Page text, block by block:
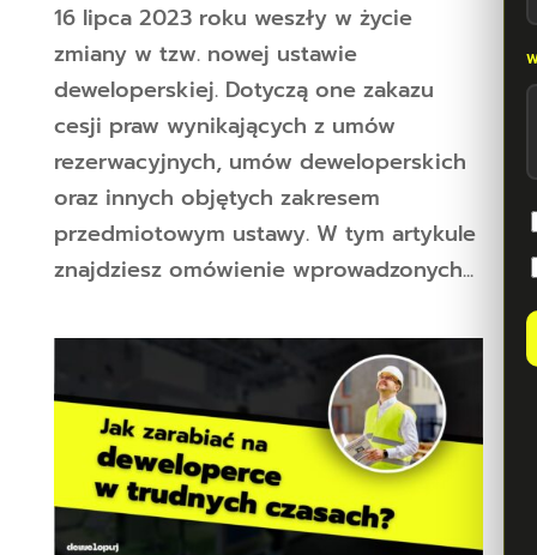
16 lipca 2023 roku weszły w życie
zmiany w tzw. nowej ustawie
deweloperskiej. Dotyczą one zakazu
cesji praw wynikających z umów
rezerwacyjnych, umów deweloperskich
oraz innych objętych zakresem
przedmiotowym ustawy. W tym artykule
znajdziesz omówienie wprowadzonych...